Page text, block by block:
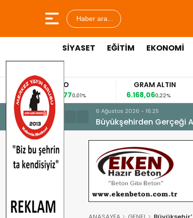
Haber ara...
SİYASET EĞİTİM EKONOMİ
EURO
53,8477
0,01%
GRAM ALTIN
6.168,06
0,22%
FAİZ
42,31
-
6 Ağustos 2026 - 16:25
Büyükşehirden Gerçeği